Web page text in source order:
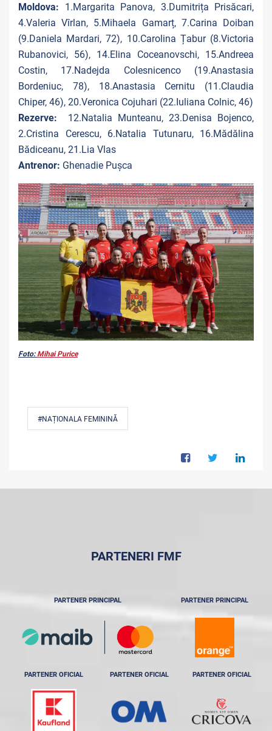
Moldova: 1.Margarita Panova, 3.Dumitrița Prisăcari,
4.Valeria Vîrlan, 5.Mihaela Gamarț, 7.Carina Doiban
(9.Daniela Mardari, 72), 10.Carolina Țabur (8.Victoria
Rubanovici, 56), 14.Elina Coceanovschi, 15.Andreea
Costin, 17.Nadejda Colesnicenco (19.Anastasia
Bordeniuc, 78), 18.Anastasia Cernitu (11.Claudia
Chiper, 46), 20.Veronica Cojuhari (22.Iuliana Colnic, 46)
Rezerve: 12.Natalia Munteanu, 23.Denisa Bojenco,
2.Cristina Cerescu, 6.Natalia Tutunaru, 16.Mădălina
Bădiceanu, 21.Lia Vlas
Antrenor: Ghenadie Pușca
Foto:Mihai Purice
#NAȚIONALA FEMININĂ
PARTENERI FMF
PARTENER PRINCIPAL PARTENER PRINCIPAL
PARTENER OFICIAL PARTENER OFICIAL PARTENER OFICIAL